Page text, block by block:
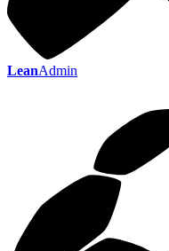
LeanAdmin